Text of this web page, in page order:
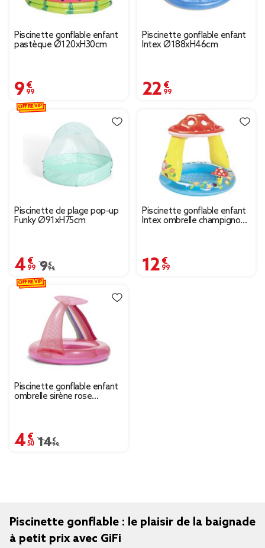
Piscinette gonflable enfant
pastèque Ø120xH30cm
9,99 €
Piscinette gonflable enfant
Intex Ø188xH46cm
22,99 €
Piscinette de plage pop-up
Funky Ø91xH75cm
4,99 €
Prix remisé de 9,99 € à 4,99 €
9,99 €
OFFRE VIP
Piscinette gonflable enfant
Intex ombrelle champignon
12,99 €
Piscinette gonflable enfant
ombrelle sirène rose
4,50 €
Prix remisé de 14,99 € à 4,50 €
14,99 €
OFFRE VIP
Piscinette gonflable : le plaisir de la baignade
à petit prix avec GiFi